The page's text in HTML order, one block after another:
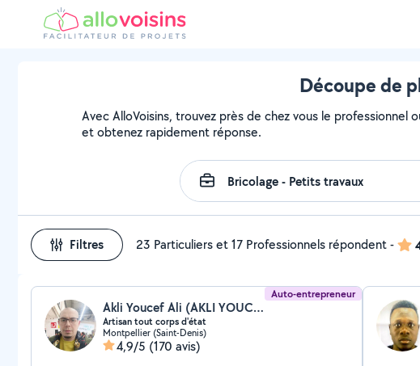
Découpe de
Avec AlloVoisins, trouvez près de chez vous le
et obtenez rapidement réponse.
Filtres 23 Particuliers et 17 Professionnels répondent-
Auto-entrepreneur
Akli Youcef Ali (AKLI YOUCEF ALI)
Artisan tout corps d'état
Montpellier (Saint-Denis)
4,9/5 (170 avis)